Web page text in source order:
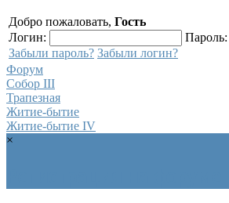
Добро пожаловать, Гость
Логин:
Пароль:
Забыли пароль? Забыли логин?
Форум
Собор III
Трапезная
Житие-бытие
Житие-бытие IV
×